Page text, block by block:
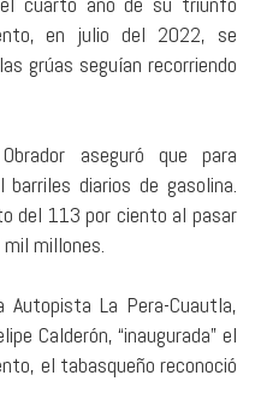
en julio del 2022, se
grúas seguían recorriendo
aseguró que para
diarios de gasolina.
del 113 por ciento al pasar
millones.
La Pera-Cuautla,
Calderón, “inaugurada” el
el tabasqueño reconoció